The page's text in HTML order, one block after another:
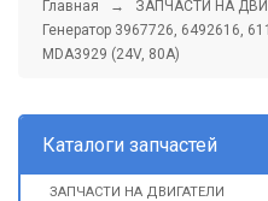
Главная → ЗАПЧАСТИ НА
Генератор 3967726, 6492616,
MDA3929 (24V, 80A)
Каталоги запчастей
ЗАПЧАСТИ НА ДВИГАТЕЛИ